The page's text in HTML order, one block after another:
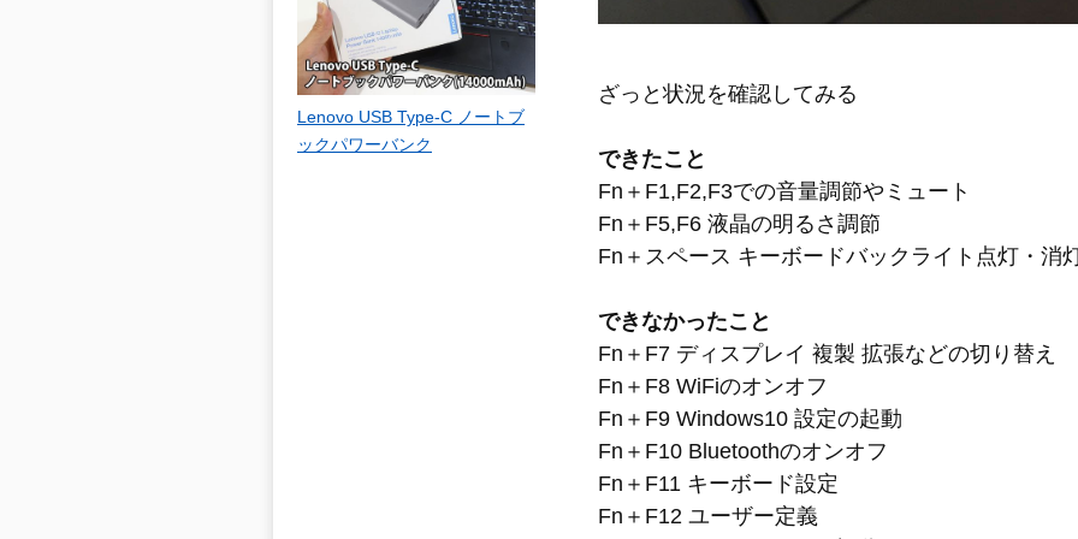
ざっと状況を確認してみる
できたこと
Fn＋F1,F2,F3での音量調節やミュート
Fn＋F5,F6 液晶の明るさ調節
Fn＋スペース キーボードバックライト点灯・消
できなかったこと
Fn＋F7 ディスプレイ 複製 拡張などの切り替え
Fn＋F8 WiFiのオンオフ
Fn＋F9 Windows10 設定の起動
Fn＋F10 Bluetoothのオンオフ
Fn＋F11 キーボード設定
Fn＋F12 ユーザー定義
Lenovo USB Type-C ノートブ
ックパワーバンク